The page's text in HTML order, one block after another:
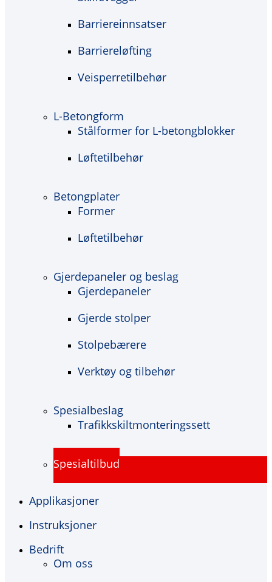
Barriereinnsatser
Barriereløfting
Veisperretilbehør
L-Betongform
Stålformer for L-betongblokker
Løftetilbehør
Betongplater
Former
Løftetilbehør
Gjerdepaneler og beslag
Gjerdepaneler
Gjerde stolper
Stolpebærere
Verktøy og tilbehør
Spesialbeslag
Trafikkskiltmonteringssett
Spesialtilbud
Applikasjoner
Instruksjoner
Bedrift
Om oss